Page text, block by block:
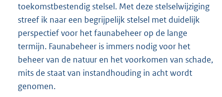
toekomstbestendig stelsel. Met deze stelselwijziging
streef ik naar een begrijpelijk stelsel met duidelijk
perspectief voor het faunabeheer op de lange
termijn. Faunabeheer is immers nodig voor het
beheer van de natuur en het voorkomen van schade,
mits de staat van instandhouding in acht wordt
genomen.